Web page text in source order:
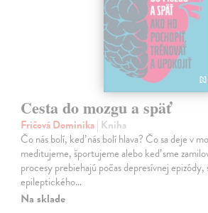
Cesta do mozgu a späť
Fričová Dominika| Kniha
Čo nás bolí, keď nás bolí hlava? Čo sa deje v
meditujeme, športujeme alebo keď sme
procesy prebiehajú počas depresívnej
epileptického…
Na sklade